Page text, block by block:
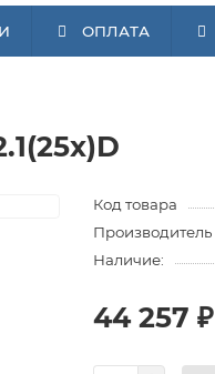
ОПЛАТА
Код товара
Производитель
Наличие:
44 257 ₽